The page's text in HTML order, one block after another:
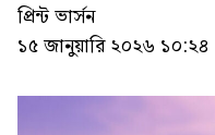
প্রিন্ট ভার্সন
১৫ জানুয়ারি ২০২৬ ১০:২৪